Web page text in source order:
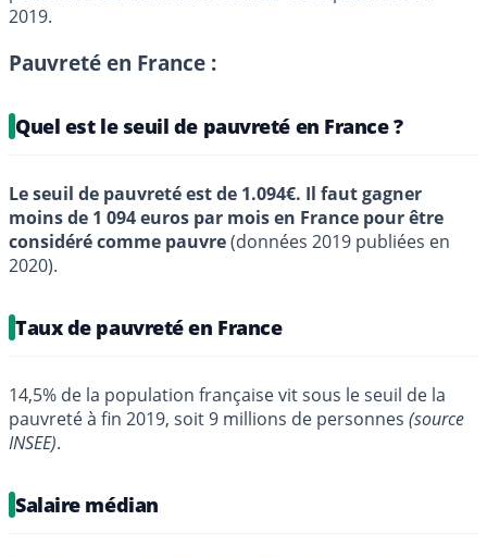
2019.
Pauvreté en France :
Quel est le seuil de pauvreté en France ?
Le seuil de pauvreté est de 1.094€. Il faut gagner
moins de 1 094 euros par mois en France pour être
considéré comme pauvre(données 2019 publiées en
2020).
Taux de pauvreté en France
14,5% de la population française vit sous le seuil de la
pauvreté à fin 2019, soit 9 millions de personnes (source
INSEE).
Salaire médian